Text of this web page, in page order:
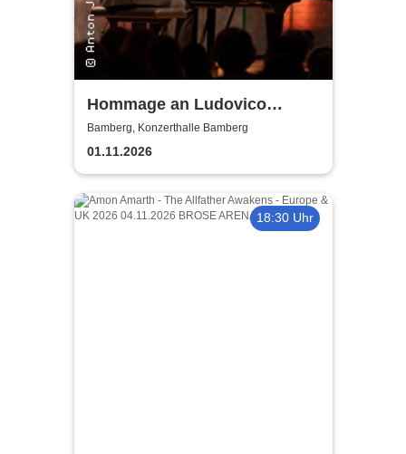
Hommage an Ludovico
Einaudi von Jonah Stabe
Bamberg, Konzerthalle Bamberg
01.11.2026
18:30 Uhr